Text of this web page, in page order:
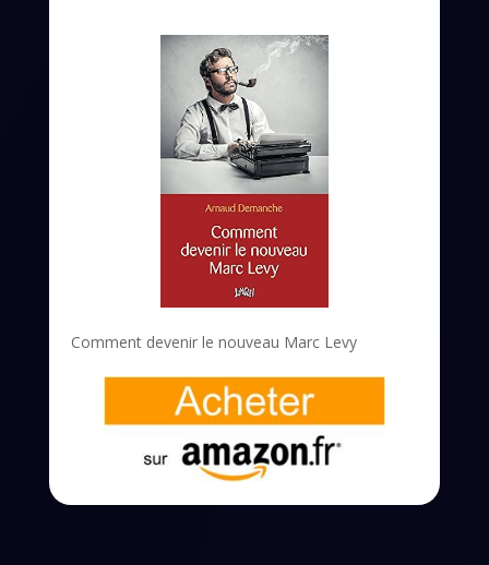
Comment devenir le nouveau Marc Levy